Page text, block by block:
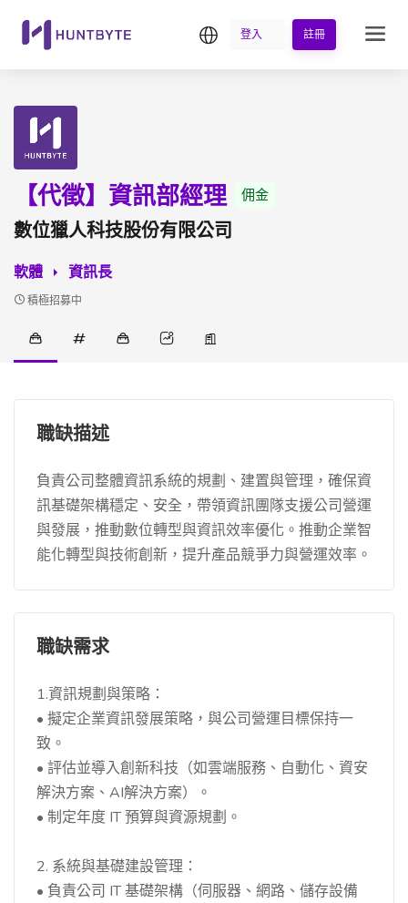
繁中登入 註冊
【代徵】資訊部經理 佣金
數位獵人科技股份有限公司
軟體 資訊長
積極招募中
職缺描述
負責公司整體資訊系統的規劃、建置與管理，確保資
訊基礎架構穩定、安全，帶領資訊團隊支援公司營運
與發展，推動數位轉型與資訊效率優化。推動企業智
能化轉型與技術創新，提升產品競爭力與營運效率。
職缺需求
1.資訊規劃與策略：
• 擬定企業資訊發展策略，與公司營運目標保持一
致。
• 評估並導入創新科技（如雲端服務、自動化、資安
解決方案、AI解決方案）。
• 制定年度 IT 預算與資源規劃。
2. 系統與基礎建設管理：
• 負責公司 IT 基礎架構（伺服器、網路、儲存設備